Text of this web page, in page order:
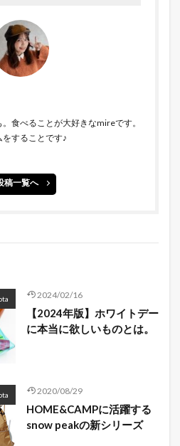
食べることが大好きなmireです。
することです♪
稿一覧へ
2024/02/16
【2024年版】ホワイトデー
に本当に欲しいものとは。
2020/08/29
HOME&CAMPに活躍する
snow peakの新シリーズ